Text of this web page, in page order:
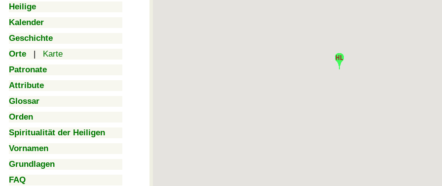
Heilige
Kalender
Geschichte
Orte | Karte
Patronate
Attribute
Glossar
Orden
Spiritualität der Heiligen
Vornamen
Grundlagen
FAQ